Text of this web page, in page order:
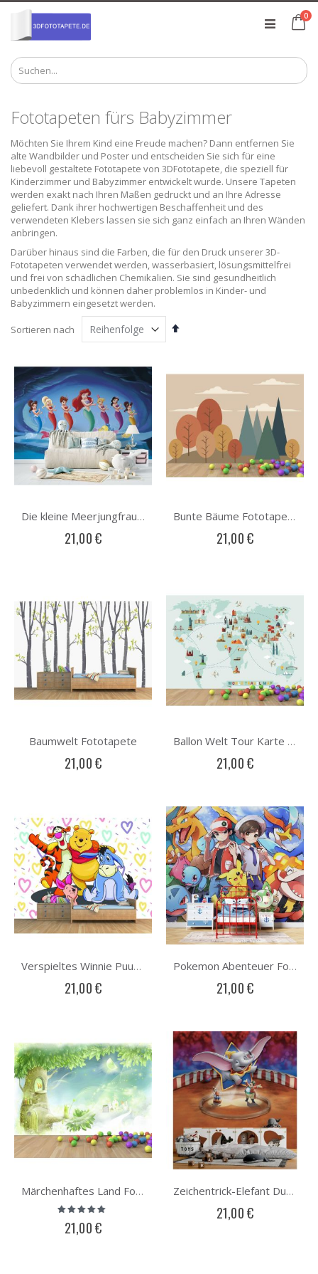
springen
0
Fototapeten fürs Babyzimmer
Möchten Sie Ihrem Kind eine Freude machen? Dann entfernen Sie
alte Wandbilder und Poster und entscheiden Sie sich für eine
liebevoll gestaltete Fototapete von 3DFototapete, die speziell für
Kinderzimmer und Babyzimmer entwickelt wurde. Unsere Tapeten
werden exakt nach Ihren Maßen gedruckt und an Ihre Adresse
geliefert. Dank ihrer hochwertigen Beschaffenheit und des
verwendeten Klebers lassen sie sich ganz einfach an Ihren Wänden
anbringen.
Darüber hinaus sind die Farben, die für den Druck unserer 3D-
Fototapeten verwendet werden, wasserbasiert, lösungsmittelfrei
und frei von schädlichen Chemikalien. Sie sind gesundheitlich
unbedenklich und können daher problemlos in Kinder- und
Babyzimmern eingesetzt werden.
Sortieren nach
Absteigend
Die kleine Meerjungfrau Fototapete
21,00 €
Bunte Bäume Fototapete
21,00 €
Baumwelt Fototapete
21,00 €
Ballon Welt Tour Karte Fototapete
21,00 €
Verspieltes Winnie Puuh Wunderland Fototapete
21,00 €
Pokemon Abenteuer Fototapete
21,00 €
Märchenhaftes Land Fototapete
Bewertung:
93%
21,00 €
Zeichentrick-Elefant Dumbo Fototapete
21,00 €